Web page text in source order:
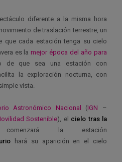
diferente a la misma hora
de traslación terrestre, un
que cada estación tenga su cielo
es la mejor época del año para
de que sea una estación con
la exploración nocturna, con
vista.
Astronómico Nacional (IGN –
Sostenible), el cielo tras la
comenzará la estación
hará su aparición en el cielo